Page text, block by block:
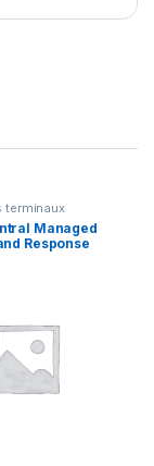
terminaux
Managed
Response